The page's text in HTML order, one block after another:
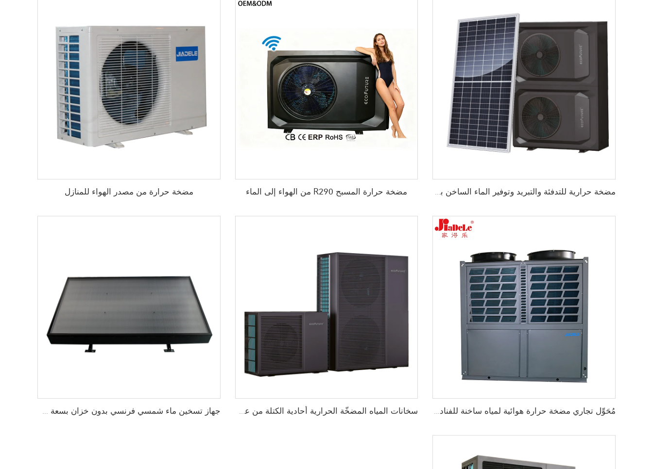
مضخة حرارية للتدفئة والتبريد وتوفير الماء الساخن باستخدام طاقة شمسية من مصدر هواء R32 مضخة حرارة المسبح R290 من الهواء إلى الماء مضخة حرارة من مصدر الهواء للمنازل
مُحَوِّل تجاري مضخة حرارة هوائية لمياه ساخنة للفنادق والمستشفيات والمدارس سخانات المياه المضخّة الحرارية أحادية الكتلة من علامة ECOFUTURE العاملة بغاز R290 مع محول تردد جهاز تسخين ماء شمسي فرنسي بدون خزان بسعة 200 لتر من JIADELE